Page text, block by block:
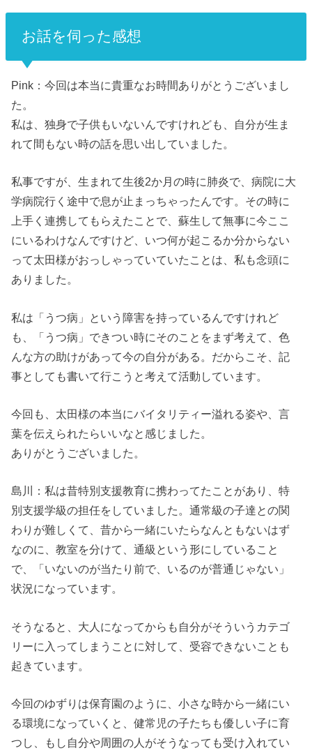
お話を伺った感想
Pink：今回は本当に貴重なお時間ありがとうございまし
た。
私は、独身で子供もいないんですけれども、自分が生ま
れて間もない時の話を思い出していました。
私事ですが、生まれて生後2か月の時に肺炎で、病院に大
学病院行く途中で息が止まっちゃったんです。 その時に
上手く連携してもらえたことで、蘇生して無事に今ここ
にいるわけなんですけど、いつ何が起こるか分からない
って太田様がおっしゃっていていたことは、私も念頭に
ありました。
私は「うつ病」という障害を持っているんですけれど
も、「うつ病」できつい時にそのことをまず考えて、色
んな方の助けがあって今の自分がある。だからこそ、記
事としても書いて行こうと考えて活動しています。
今回も、太田様の本当にバイタリティー溢れる姿や、言
葉を伝えられたらいいなと感じました。
ありがとうございました。
島川：私は昔特別支援教育に携わってたことがあり、特
別支援学級の担任をしていました。通常級の子達との関
わりが難しくて、昔から一緒にいたらなんともないはず
なのに、教室を分けて、通級という形にしていること
で、「いないのが当たり前で、いるのが普通じゃない」
状況になっています。
そうなると、大人になってからも自分がそういうカテゴ
リーに入ってしまうことに対して、受容できないことも
起きています。
今回のゆずりは保育園のように、小さな時から一緒にい
る環境になっていくと、健常児の子たちも優しい子に育
つし、もし自分や周囲の人がそうなっても受け入れてい